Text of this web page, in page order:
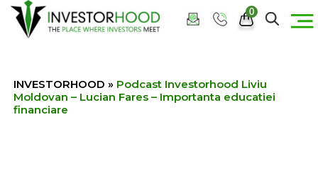
0
INVESTORHOOD » Podcast Investorhood Liviu
Moldovan – Lucian Fares – Importanta educatiei
financiare